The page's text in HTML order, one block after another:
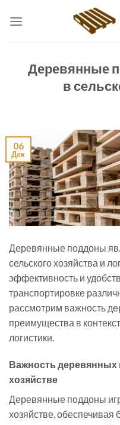
Деревянные
в
06
Дек
Деревянные поддоны
сельского хозяйства и
эффективность и
транспортировке
рассмотрим важность
преимущества в
логистики.
Важность деревянных
хозяйстве
Деревянные поддоны
хозяйстве, обеспечивая